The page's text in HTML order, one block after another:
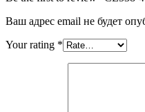
комплекте)
LJ
Ваш адрес email не будет
Your rating *